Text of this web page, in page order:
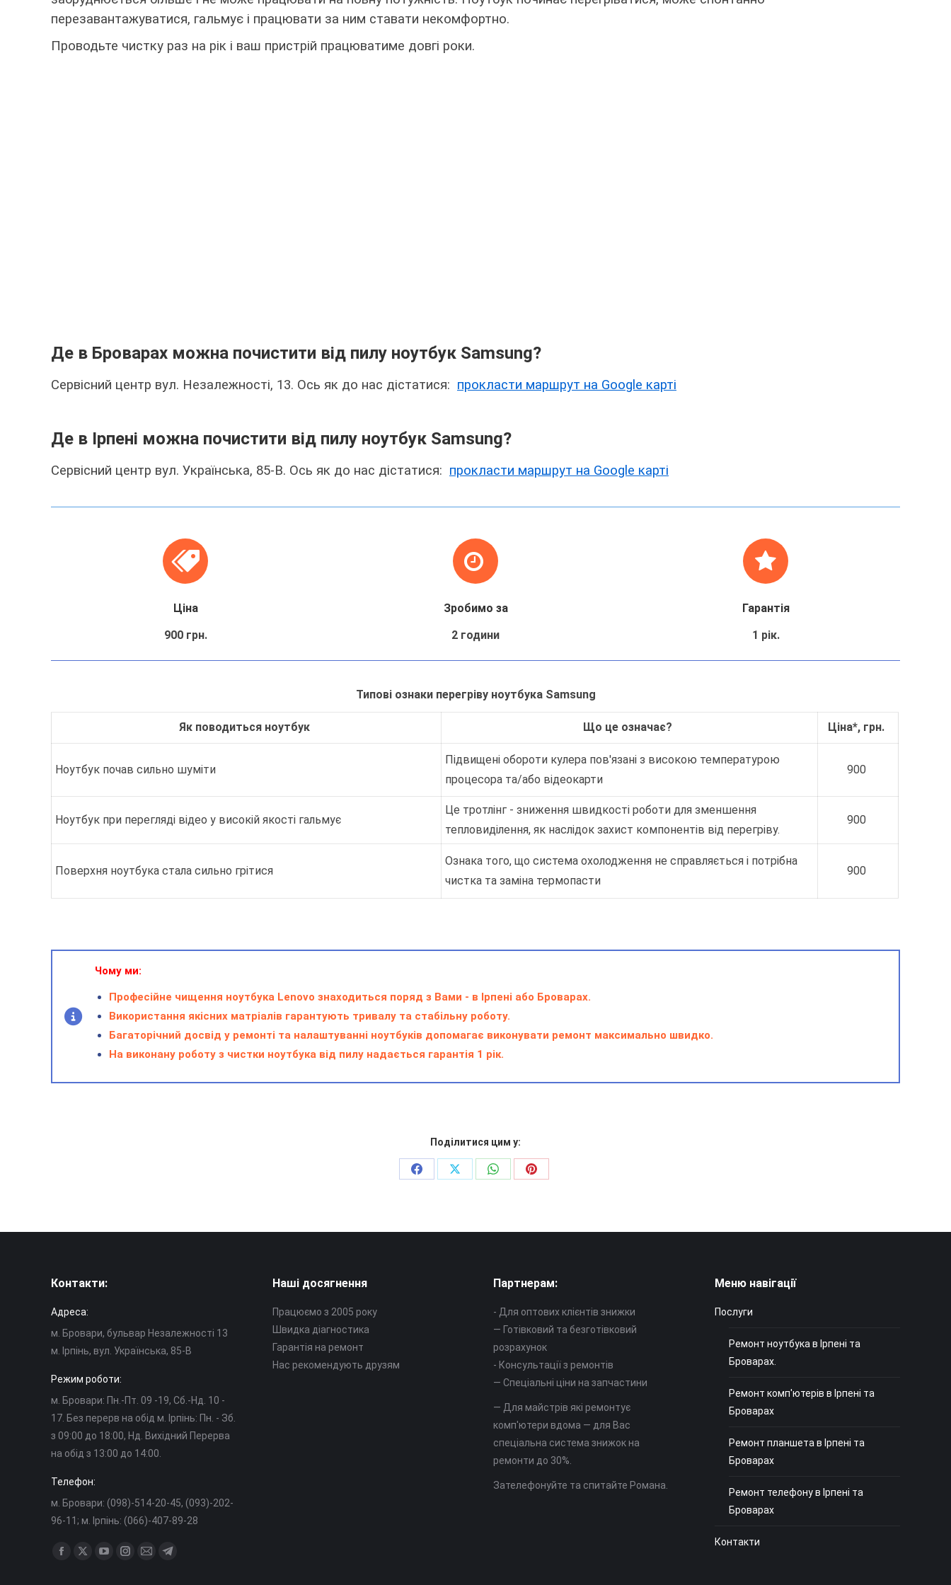
перезавантажуватися, гальмує і працювати за ним ставати некомфортно.
Проводьте чистку раз на рік і ваш пристрій працюватиме довгі роки.
Де в Броварах можна почистити від пилу ноутбук Samsung?
Сервісний центр вул. Незалежності, 13. Ось як до нас дістатися: прокласти маршрут на Google карті
Де в Ірпені можна почистити від пилу ноутбук Samsung?
Сервісний центр вул. Українська, 85-В. Ось як до нас дістатися: прокласти маршрут на Google карті
Ціна
900 грн.
Зробимо за
2 години
Гарантія
1 рік.
Типові ознаки перегріву ноутбука Samsung
Як поводиться ноутбук Що це означає? Ціна*, грн.
Ноутбук почав сильно шуміти
Підвищені обороти кулера пов'язані з високою температурою
процесора та/або відеокарти
900
Ноутбук при перегляді відео у високій якості гальмує
Це тротлінг - зниження швидкості роботи для зменшення
тепловиділення, як наслідок захист компонентів від перегріву.
900
Поверхня ноутбука стала сильно грітися
Ознака того, що система охолодження не справляється і потрібна
чистка та заміна термопасти
900
Чому ми:
Професійне чищення ноутбука Lenovo знаходиться поряд з Вами - в Ірпені або Броварах.
Використання якісних матріалів гарантують тривалу та стабільну роботу.
Багаторічний досвід у ремонті та налаштуванні ноутбуків допомагає виконувати ремонт максимально швидко.
На виконану роботу з чистки ноутбука від пилу надається гарантія 1 рік.
Поділитися цим у:
ПоділітьсяПоділітьсяПоділітьсяПоділіться
Контакти:
Адреса:
м. Бровари, бульвар Незалежності 13
м. Ірпінь, вул. Українська, 85-В
Режим роботи:
м. Бровари: Пн.-Пт. 09 -19, Cб.-Нд. 10 -
17. Без перерв на обід м. Ірпінь: Пн. - Зб.
з 09:00 до 18:00, Нд. Вихідний Перерва
на обід з 13:00 до 14:00.
Телефон:
м. Бровари: (098)-514-20-45, (093)-202-
96-11; м. Ірпінь: (066)-407-89-28
Знайдіть нас на:
СторінкаСторінкаСторінкаСторінкаСторінка
Наші досягнення
Працюємо з 2005 року
Швидка діагностика
Гарантія на ремонт
Нас рекомендують друзям
Партнерам:
- Для оптових клієнтів знижки
— Готівковий та безготівковий
розрахунок
- Консультації з ремонтів
— Спеціальні ціни на запчастини
— Для майстрів які ремонтує
комп'ютери вдома — для Вас
спеціальна система знижок на
ремонти до 30%.
Зателефонуйте та спитайте Романа.
Меню навігації
Послуги
Ремонт ноутбука в Ірпені та
Броварах.
Ремонт комп'ютерів в Ірпені та
Броварах
Ремонт планшета в Ірпені та
Броварах
Ремонт телефону в Ірпені та
Броварах
Контакти